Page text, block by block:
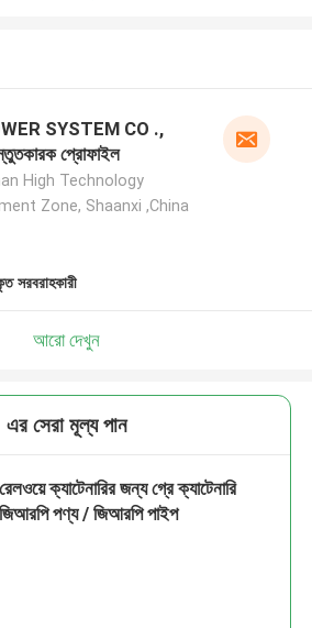
SYSTEM CO .,
প্রোফাইল
High Technology
Zone, Shaanxi ,China
সরবরাহকারী
আরো দেখুন
এর সেরা মূল্য পান
রেলওয়ে ক্যাটেনারির জন্য গ্রে ক্যাটেনারি
জিআরপি পণ্য / জিআরপি পাইপ